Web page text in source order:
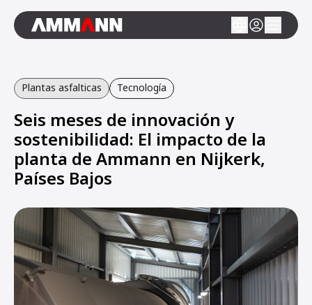
Plantas asfalticas Tecnología
Seis meses de innovación y
sostenibilidad: El impacto de la
planta de Ammann en Nijkerk,
Países Bajos